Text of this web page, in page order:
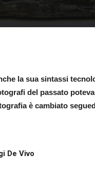
la sua sintassi
del passato
è cambiato
De Vivo